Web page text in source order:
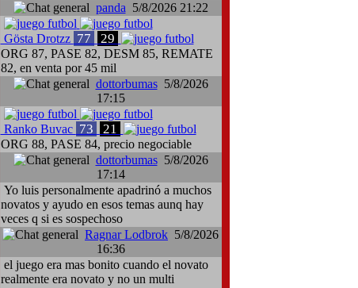
panda 5/8/2026 21:22
Gösta Drotzz 77 29
ORG 87, PASE 82, DESM 85, REMATE
82, en venta por 45 mil
dottorbumas5/8/2026
17:15
Ranko Buvac 73 21
ORG 88, PASE 84, precio negociable
dottorbumas5/8/2026
17:14
Yo luis personalmente apadrinó a muchos
novatos y ayudo en esos temas aunq hay
veces q si es sospechoso
Ragnar Lodbrok 5/8/2026
16:36
el juego era mas bonito cuando el novato
realmente era novato y no un multi